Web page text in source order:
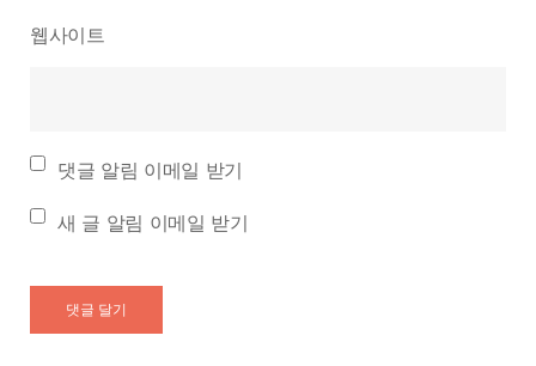
웹사이트
댓글 알림 이메일 받기
새 글 알림 이메일 받기